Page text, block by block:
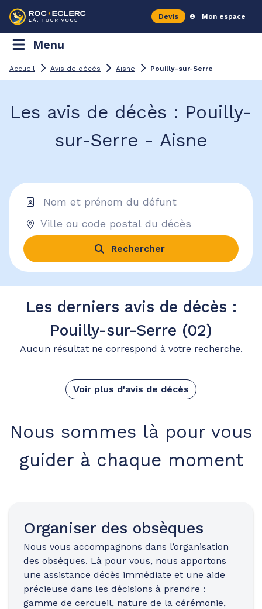
Devis Mon espace
Menu
Accueil Avis de décès Aisne Pouilly-sur-Serre
Les avis de décès : Pouilly-
sur-Serre - Aisne
Rechercher
Les derniers avis de décès :
Pouilly-sur-Serre (02)
Aucun résultat ne correspond à votre recherche.
Voir plus d'avis de décès
Nous sommes là pour vous
guider à chaque moment
Organiser des obsèques
Nous vous accompagnons dans l’organisation
des obsèques. Là pour vous, nous apportons
une assistance décès immédiate et une aide
précieuse dans les décisions à prendre :
gamme de cercueil, nature de la cérémonie,